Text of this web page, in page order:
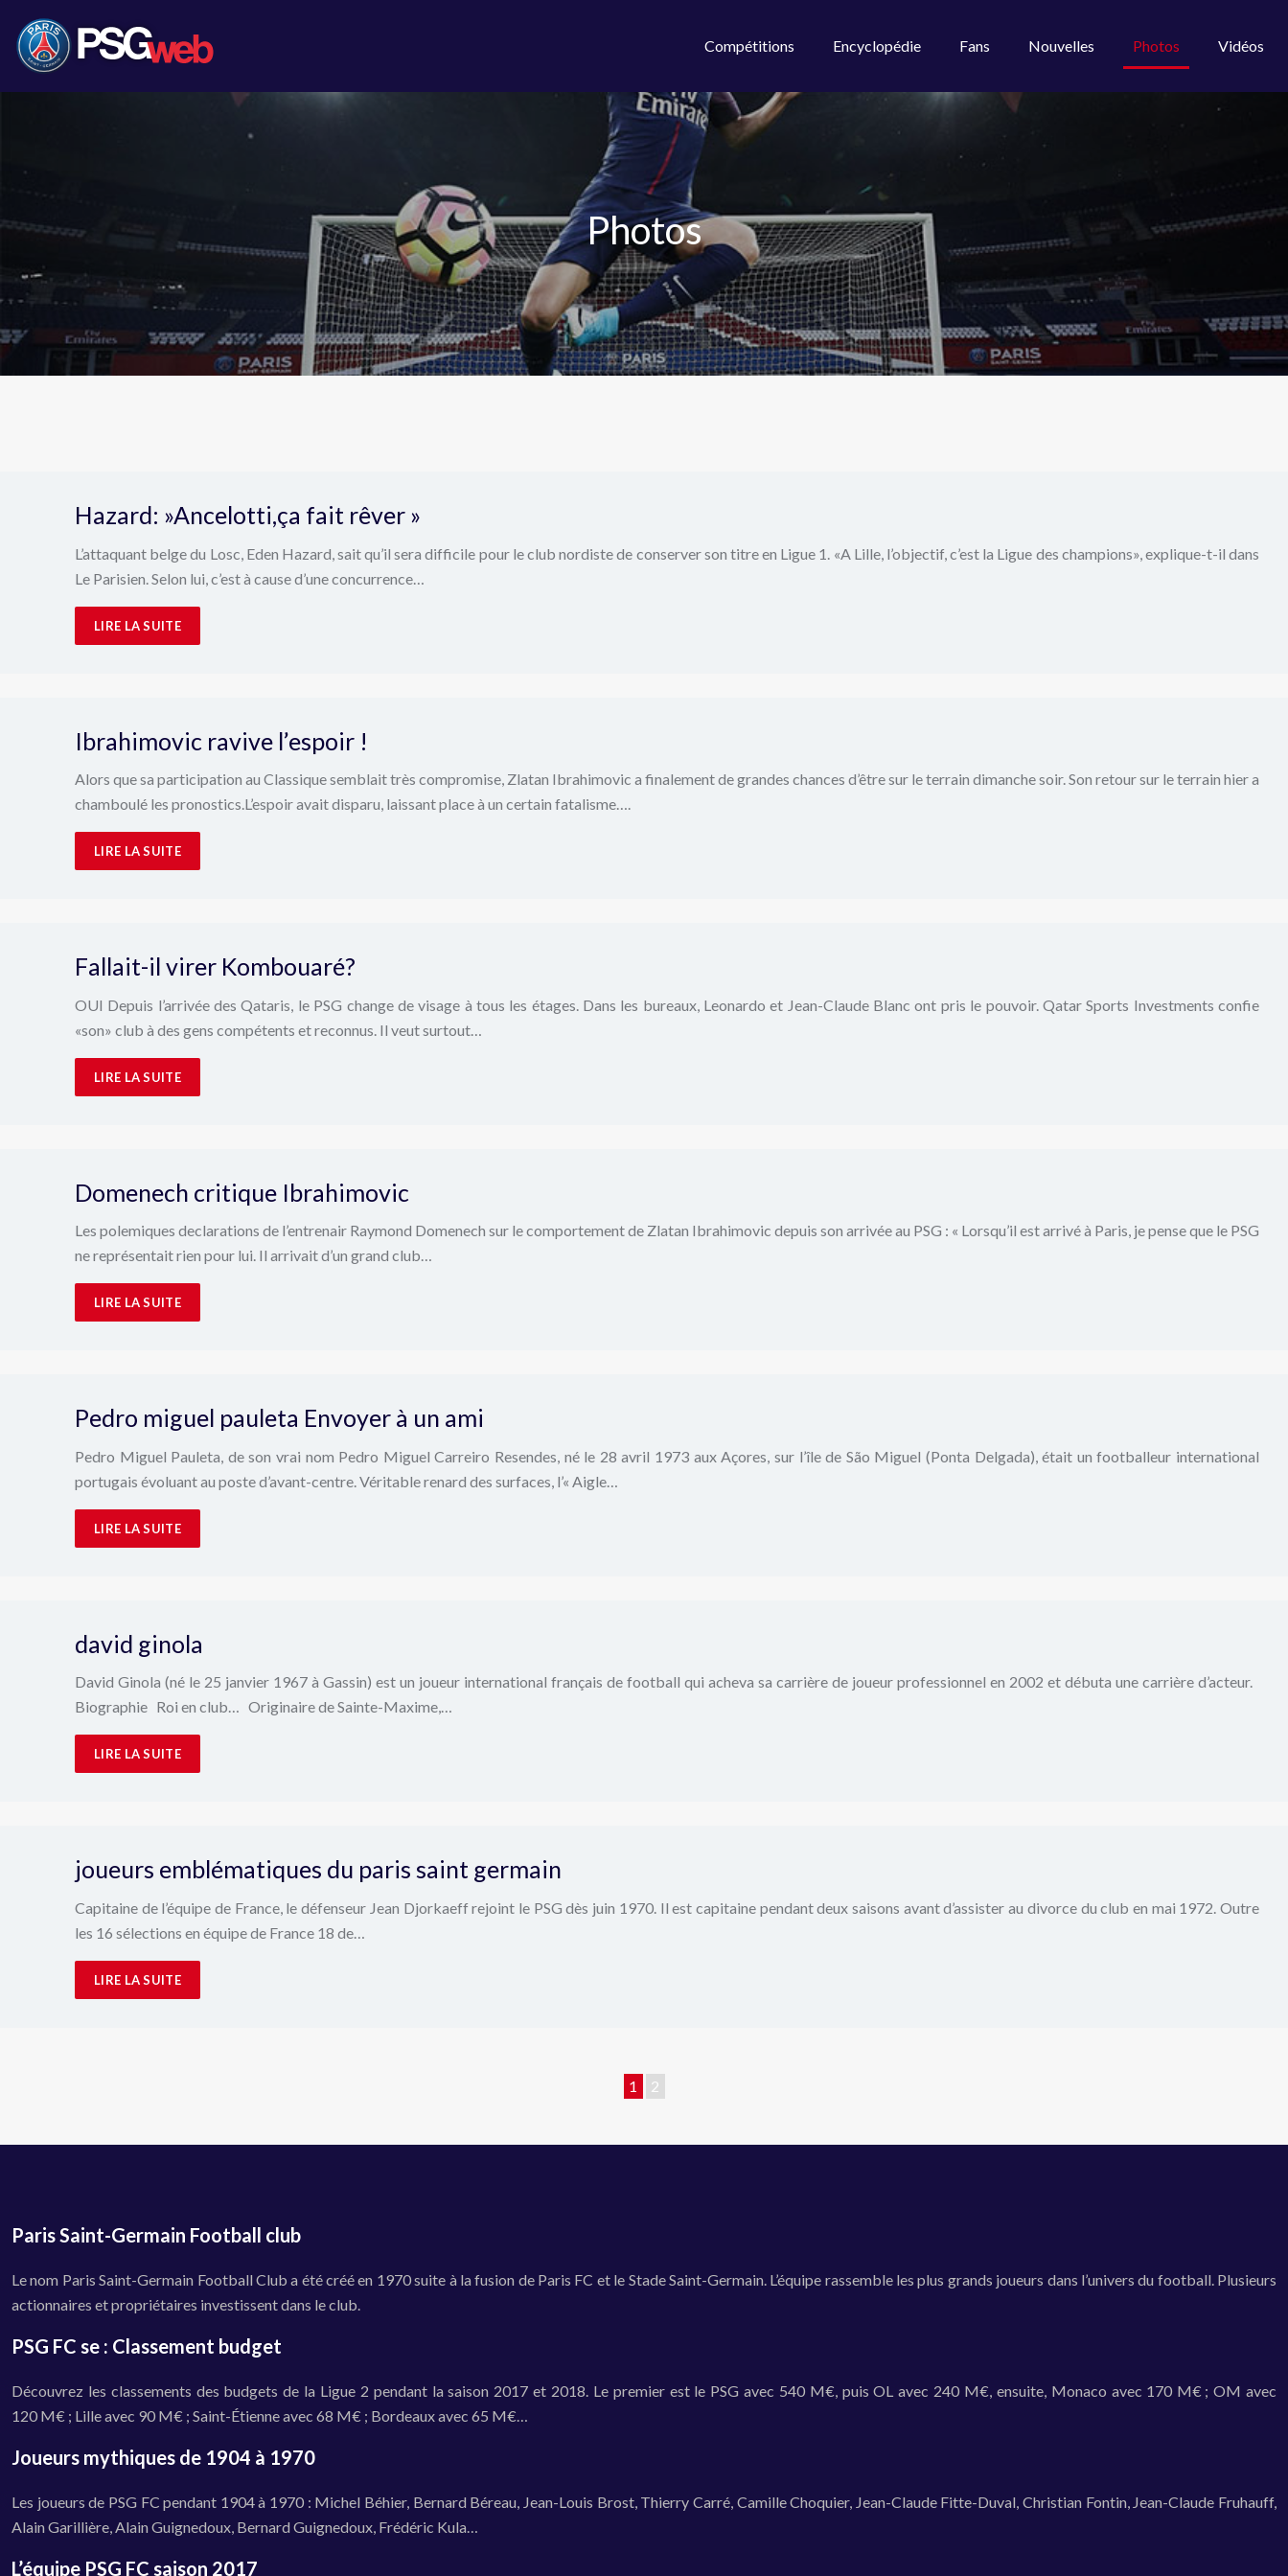
Compétitions Encyclopédie Fans Nouvelles Photos Vidéos
Photos
Hazard: »Ancelotti,ça fait rêver »
L’attaquant belge du Losc, Eden Hazard, sait qu’il sera difficile pour le club nordiste de conserver son titre en Ligue 1. «A Lille, l’objectif, c’est la Ligue des champions», explique-t-il dans
Le Parisien. Selon lui, c’est à cause d’une concurrence…
LIRE LA SUITE
Ibrahimovic ravive l’espoir !
Alors que sa participation au Classique semblait très compromise, Zlatan Ibrahimovic a finalement de grandes chances d’être sur le terrain dimanche soir. Son retour sur le terrain hier a
chamboulé les pronostics.L’espoir avait disparu, laissant place à un certain fatalisme….
LIRE LA SUITE
Fallait-il virer Kombouaré?
OUI Depuis l’arrivée des Qataris, le PSG change de visage à tous les étages. Dans les bureaux, Leonardo et Jean-Claude Blanc ont pris le pouvoir. Qatar Sports Investments confie
«son» club à des gens compétents et reconnus. Il veut surtout…
LIRE LA SUITE
Domenech critique Ibrahimovic
Les polemiques declarations de l’entrenair Raymond Domenech sur le comportement de Zlatan Ibrahimovic depuis son arrivée au PSG : « Lorsqu’il est arrivé à Paris, je pense que le PSG
ne représentait rien pour lui. Il arrivait d’un grand club…
LIRE LA SUITE
Pedro miguel pauleta Envoyer à un ami
Pedro Miguel Pauleta, de son vrai nom Pedro Miguel Carreiro Resendes, né le 28 avril 1973 aux Açores, sur l’île de São Miguel (Ponta Delgada), était un footballeur international
portugais évoluant au poste d’avant-centre. Véritable renard des surfaces, l’« Aigle…
LIRE LA SUITE
david ginola
David Ginola (né le 25 janvier 1967 à Gassin) est un joueur international français de football qui acheva sa carrière de joueur professionnel en 2002 et débuta une carrière d’acteur.
Biographie Roi en club… Originaire de Sainte-Maxime,…
LIRE LA SUITE
joueurs emblématiques du paris saint germain
Capitaine de l’équipe de France, le défenseur Jean Djorkaeff rejoint le PSG dès juin 1970. Il est capitaine pendant deux saisons avant d’assister au divorce du club en mai 1972. Outre
les 16 sélections en équipe de France 18 de…
LIRE LA SUITE
1 2
Paris Saint-Germain Football club
Le nom Paris Saint-Germain Football Club a été créé en 1970 suite à la fusion de Paris FC et le Stade Saint-Germain. L’équipe rassemble les plus grands joueurs dans l’univers du football. Plusieurs
actionnaires et propriétaires investissent dans le club.
PSG FC se : Classement budget
Découvrez les classements des budgets de la Ligue 2 pendant la saison 2017 et 2018. Le premier est le PSG avec 540 M€, puis OL avec 240 M€, ensuite, Monaco avec 170 M€ ; OM avec
120 M€ ; Lille avec 90 M€ ; Saint-Étienne avec 68 M€ ; Bordeaux avec 65 M€…
Joueurs mythiques de 1904 à 1970
Les joueurs de PSG FC pendant 1904 à 1970 : Michel Béhier, Bernard Béreau, Jean-Louis Brost, Thierry Carré, Camille Choquier, Jean-Claude Fitte-Duval, Christian Fontin, Jean-Claude Fruhauff,
Alain Garillière, Alain Guignedoux, Bernard Guignedoux, Frédéric Kula…
L’équipe PSG FC saison 2017